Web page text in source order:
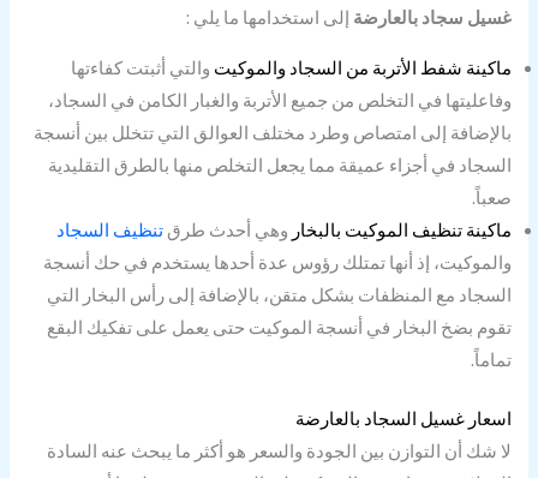
غسيل سجاد بالعارضة إلى استخدامها ما يلي :
ماكينة شفط الأتربة من السجاد والموكيت والتي أثبتت كفاءتها
وفاعليتها في التخلص من جميع الأتربة والغبار الكامن في السجاد،
بالإضافة إلى امتصاص وطرد مختلف العوالق التي تتخلل بين أنسجة
السجاد في أجزاء عميقة مما يجعل التخلص منها بالطرق التقليدية
صعباً.
ماكينة تنظيف الموكيت بالبخار وهي أحدث طرقتنظيف السجاد
والموكيت، إذ أنها تمتلك رؤوس عدة أحدها يستخدم في حك أنسجة
السجاد مع المنظفات بشكل متقن، بالإضافة إلى رأس البخار التي
تقوم بضخ البخار في أنسجة الموكيت حتى يعمل على تفكيك البقع
تماماً.
اسعار غسيل السجاد بالعارضة
لا شك أن التوازن بين الجودة والسعر هو أكثر ما يبحث عنه السادة